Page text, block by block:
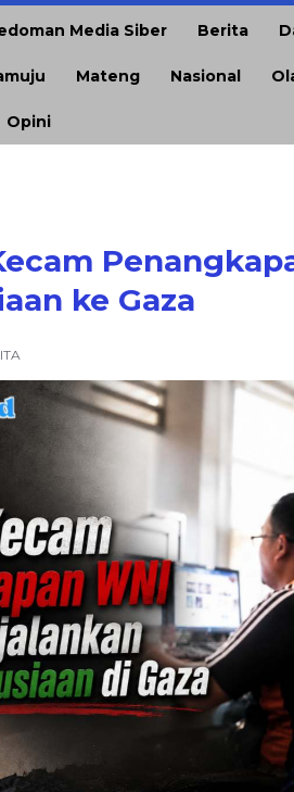
Media Siber Berita
Mateng Nasional
Opini
ke Gaza